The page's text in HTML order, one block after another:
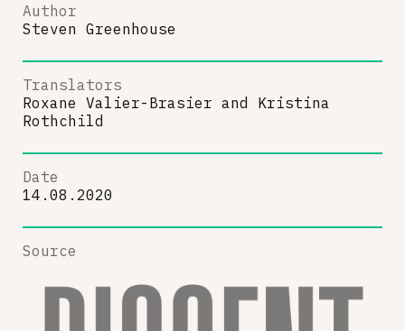
Author
Steven Greenhouse
Translators
Roxane Valier-Brasier and Kristina
Rothchild
Date
14.08.2020
Source